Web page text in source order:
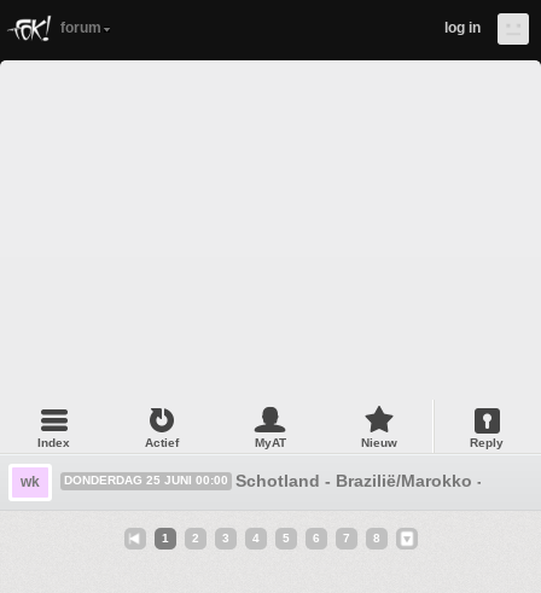
forum log in
Index Actief MyAT Nieuw Reply
wk DONDERDAG 25 JUNI 00:00 Schotland - Brazilië/Marokko - Haïti
1 2 3 4 5 6 7 8